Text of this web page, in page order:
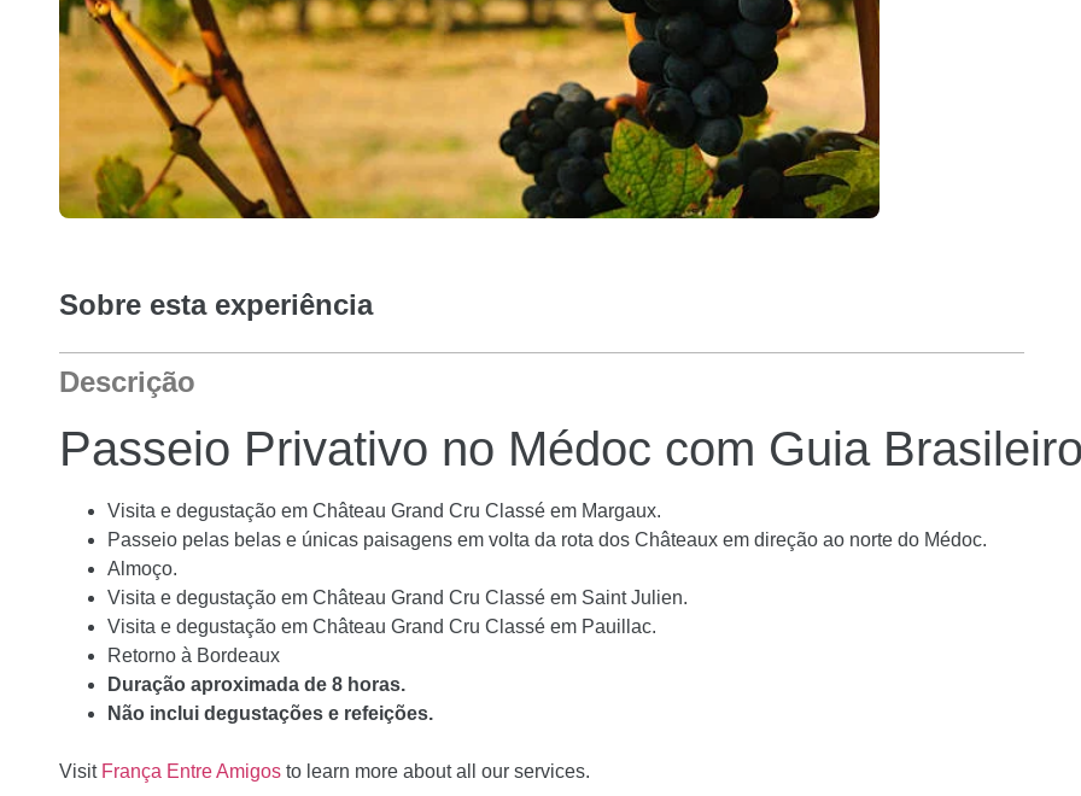
Sobre esta experiência
Descrição
Passeio Privativo no Médoc com Guia Brasileiro
Visita e degustação em Château Grand Cru Classé em Margaux.
Passeio pelas belas e únicas paisagens em volta da rota dos Châteaux em direção ao norte do Médoc.
Almoço.
Visita e degustação em Château Grand Cru Classé em Saint Julien.
Visita e degustação em Château Grand Cru Classé em Pauillac.
Retorno à Bordeaux
Duração aproximada de 8 horas.
Não inclui degustações e refeições.
Visit França Entre Amigos to learn more about all our services.